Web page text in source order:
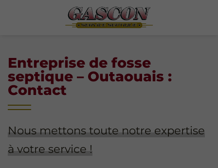
Entreprise de fosse
septique – Outaouais :
Contact
Nous mettons toute notre expertise
à votre service !